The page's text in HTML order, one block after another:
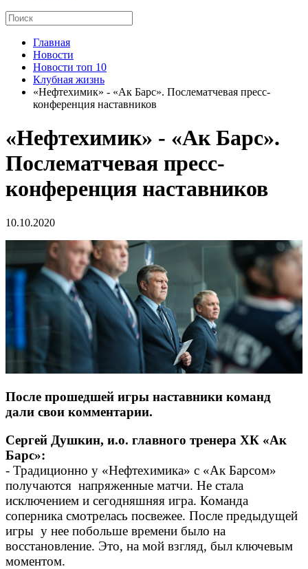
Главная
Новости
Новости топ 10
Клубная жизнь
«Нефтехимик» - «Ак Барс». Послематчевая пресс-
конференция наставников
«Нефтехимик» - «Ак Барс».
Послематчевая пресс-
конференция наставников
10.10.2020
После прошедшей игры наставники команд
дали свои комментарии.
Сергей Душкин, и.о. главного тренера ХК «Ак
Барс»:
- Традиционно у «Нефтехимика» с «Ак Барсом»
получаются напряженные матчи. Не стала
исключением и сегодняшняя игра. Команда
соперника смотрелась посвежее. После предыдущей
игры у нее побольше времени было на
восстановление. Это, на мой взгляд, был ключевым
моментом.